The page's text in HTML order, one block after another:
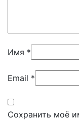
Имя *
Email *
Сохранить моё